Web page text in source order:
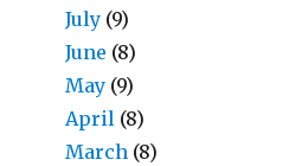
July (9)
June (8)
May (9)
April (8)
March (8)